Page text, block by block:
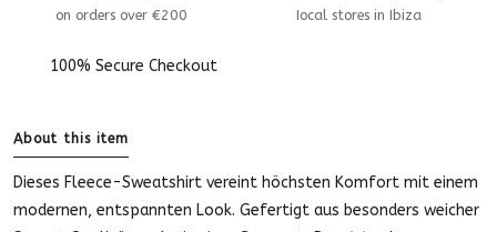
on orders over €200 Iocal stores in Ibiza
100% Secure Checkout
About this item
Dieses Fleece-Sweatshirt vereint höchsten Komfort mit einem
modernen, entspannten Look. Gefertigt aus besonders weicher